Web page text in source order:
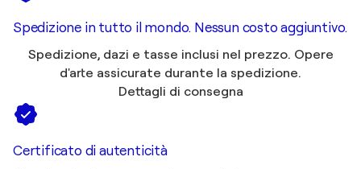
Spedizione in tutto il mondo. Nessun costo aggiuntivo.
Spedizione, dazi e tasse inclusi nel prezzo. Opere
d'arte assicurate durante la spedizione.
Dettagli di consegna
Certificato di autenticità